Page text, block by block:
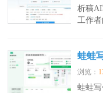
析稿
工作
蛙蛙
浏览：
蛙蛙